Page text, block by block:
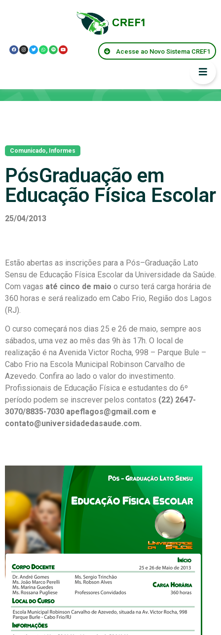
Acesse ao Novo Sistema CREF1
Comunicado, Informes
PósGraduação em
Educação Física Escolar
25/04/2013
Estão abertas as inscrições para a Pós–Graduação Lato
Sensu de Educação Física Escolar da Universidade da Saúde.
Com vagas até cinco de maio o curso terá carga horária de
360 horas e será realizado em Cabo Frio, Região dos Lagos
(RJ).
O curso começará nos dias 25 e 26 de maio, sempre aos
sábados, uma vez ao mês das 9h às 17h. O local de
realização é na Avenida Victor Rocha, 998 – Parque Bule –
Cabo Frio na Escola Municipal Robinson Carvalho de
Azevedo. Confira ao lado o valor do investimento.
Profissionais de Educação Física e estudantes do 6º
período podem se inscrever pelos contatos (22) 2647-
3070/8835-7030 apeflagos@gmail.com e
contato@universidadedasaude.com.